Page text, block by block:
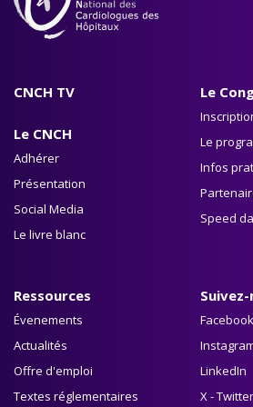
CNCH TV
Le CNCH
Adhérer
Présentation
Social Media
Le livre blanc
Le
Le
Infos
Speed
Ressources
Évenements
Actualités
Offre d'emploi
Textes réglementaires
Facebook
LinkedIn
X - Twitter